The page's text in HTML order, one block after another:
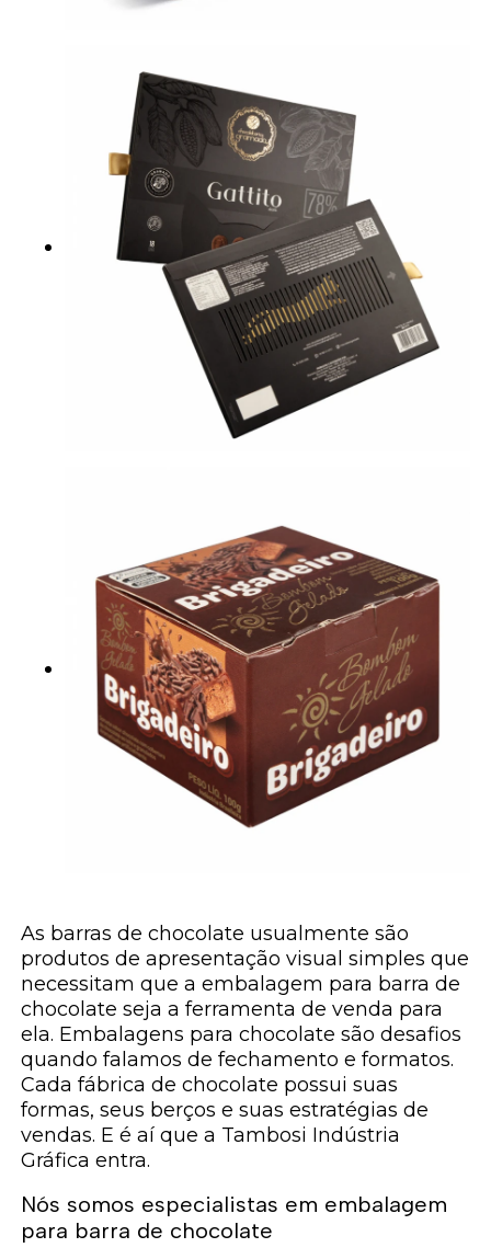
As barras de chocolate usualmente são
produtos de apresentação visual simples que
necessitam que a embalagem para barra de
chocolate seja a ferramenta de venda para
ela. Embalagens para chocolate são desafios
quando falamos de fechamento e formatos.
Cada fábrica de chocolate possui suas
formas, seus berços e suas estratégias de
vendas. E é aí que a Tambosi Indústria
Gráfica entra.
Nós somos especialistas em embalagem
para barra de chocolate